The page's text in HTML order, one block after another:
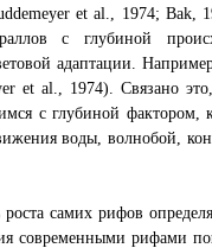
et al., 1974;
с глубиной
адаптации.
et al., 1974). Связано
с глубиной фактором,
воды, волнобой,
самих рифов
современными рифами